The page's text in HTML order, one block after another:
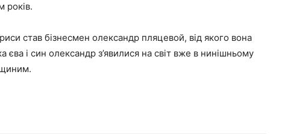
років.
став бізнесмен олександр пляцевой, від якого вона
єва і син олександр з’явилися на світ вже в нинішньому